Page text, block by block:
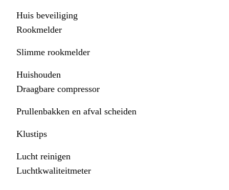
Huis beveiliging
Rookmelder
Slimme rookmelder
Huishouden
Draagbare compressor
Prullenbakken en afval scheiden
Klustips
Lucht reinigen
Luchtkwaliteitmeter